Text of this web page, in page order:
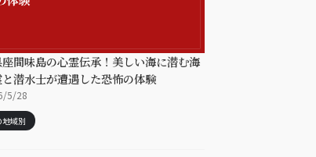
間味島の心霊伝承！美しい海に潜む海
潜水士が遭遇した恐怖の体験
5/28
地域別